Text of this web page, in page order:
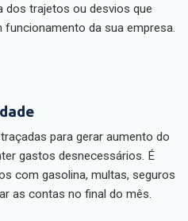
trajetos ou desvios que
da sua empresa.
para gerar aumento do
gastos desnecessários. É
com gasolina, multas, seguros
as contas no final do mês.